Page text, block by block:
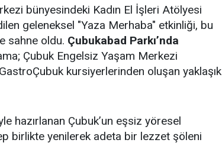
bünyesindeki Kadın El İşleri Atölyesi
geleneksel "Yaza Merhaba" etkinliği, bu
sahne oldu. Çubukabad Parkı’nda
Çubuk Engelsiz Yaşam Merkezi
kursiyerlerinden oluşan yaklaşık
hazırlanan Çubuk’un eşsiz yöresel
birlikte yenilerek adeta bir lezzet şöleni